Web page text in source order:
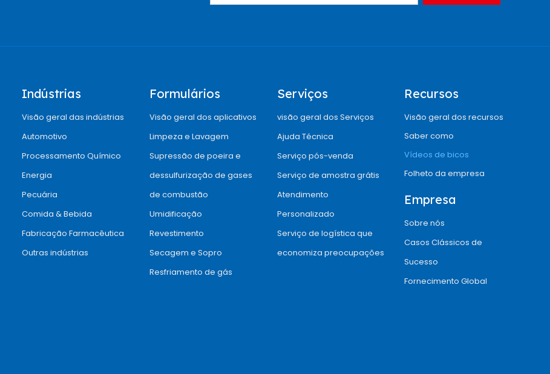
Indústrias
Visão geral das indústrias
Automotivo
Processamento Químico
Energia
Pecuária
Comida & Bebida
Fabricação Farmacêutica
Outras indústrias
Formulários
Visão geral dos aplicativos
Limpeza e Lavagem
Supressão de poeira e
dessulfurização de gases
de combustão
Umidificação
Revestimento
Secagem e Sopro
Resfriamento de gás
Serviços
visão geral dos Serviços
Ajuda Técnica
Serviço pós-venda
Serviço de amostra grátis
Atendimento
Personalizado
Serviço de logística que
economiza preocupações
Recursos
Visão geral dos recursos
Saber como
Vídeos de bicos
Folheto da empresa
Empresa
Sobre nós
Casos Clássicos de
Sucesso
Fornecimento Global